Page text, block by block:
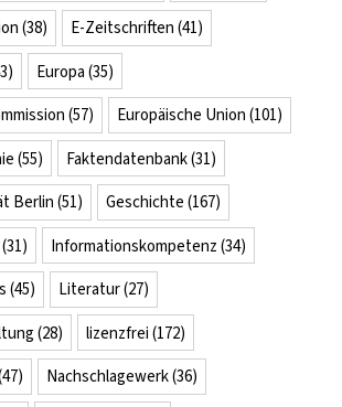
(38) E-Zeitschriften (41)
Europa (35)
(57) Europäische Union (101)
(55) Faktendatenbank(31)
Berlin (51) Geschichte (167)
(31) Informationskompetenz (34)
(45) Literatur(27)
(28) lizenzfrei (172)
Nachschlagewerk(36)